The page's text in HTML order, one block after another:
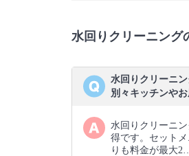
水回りクリーニング
水回りクリーニン
別々キッチンや
水回りクリーニ
得です。セット
りも料金が最大